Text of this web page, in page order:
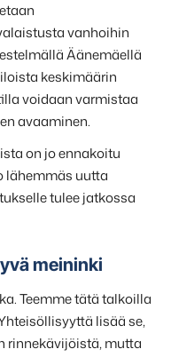
vanhoihin
Äänemäellä
keskimäärin
voidaan varmistaa
avaaminen.
on jo ennakoitu
uutta
tulee jatkossa
meininki
Teemme tätä talkoilla
lisää se,
rinnekävijöistä, mutta